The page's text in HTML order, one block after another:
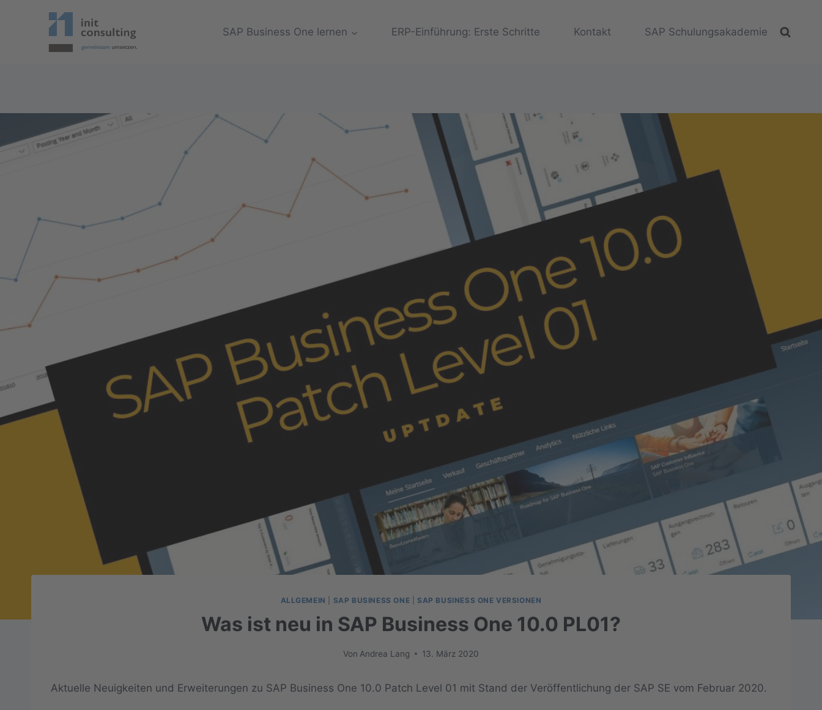
SAP Business One lernen ERP-Einführung: Erste Schritte Kontakt SAP Schulungsakademie
ALLGEMEIN SAP BUSINESS ONE SAP BUSINESS ONE VERSIONEN
Was ist neu in SAP Business One 10.0 PL01?
Von Andrea Lang 13. März 2020
Aktuelle Neuigkeiten und Erweiterungen zu SAP Business One 10.0 Patch Level 01 mit Stand der Veröffentlichung der SAP SE vom Februar 2020.